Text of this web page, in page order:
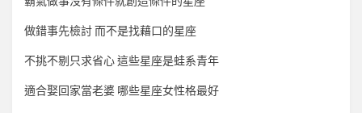
做錯事先檢討 而不是找藉口的星座
不挑不剔只求省心 這些星座是蛙系青年
適合娶回家當老婆 哪些星座女性格最好